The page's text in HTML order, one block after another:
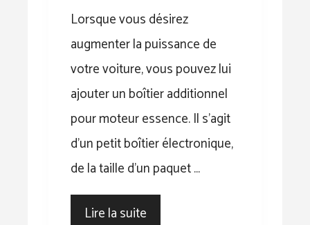
Lorsque vous désirez
augmenter la puissance de
votre voiture, vous pouvez lui
ajouter un boîtier additionnel
pour moteur essence. Il s’agit
d’un petit boîtier électronique,
de la taille d’un paquet …
Lire la suite